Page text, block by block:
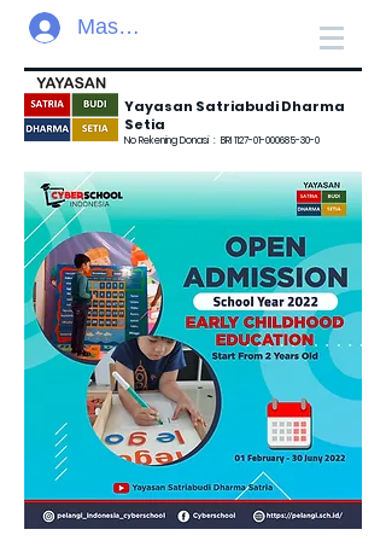
Masuk
Yayasan Satriabudi Dharma
Setia
No Rekening Donasi : BRI1127-01-000685-30-0